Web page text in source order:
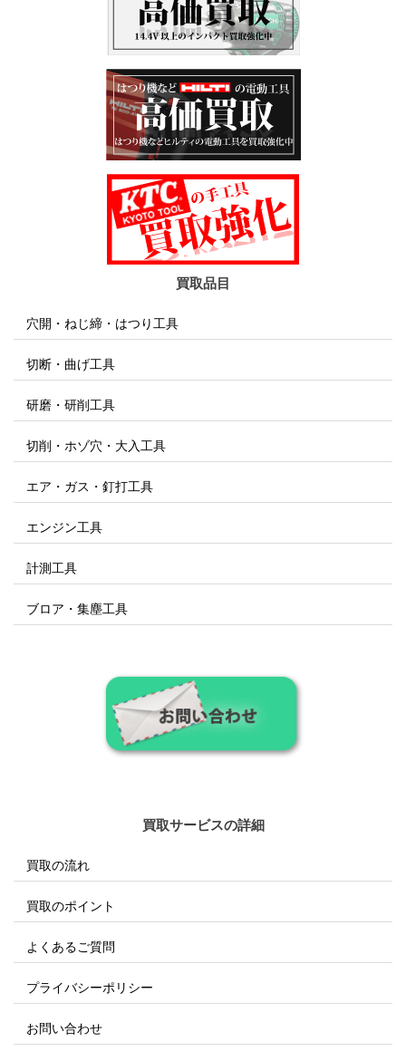
買取品目
穴開・ねじ締・はつり工具
切断・曲げ工具
研磨・研削工具
切削・ホゾ穴・大入工具
エア・ガス・釘打工具
エンジン工具
計測工具
ブロア・集塵工具
買取サービスの詳細
買取の流れ
買取のポイント
よくあるご質問
プライバシーポリシー
お問い合わせ